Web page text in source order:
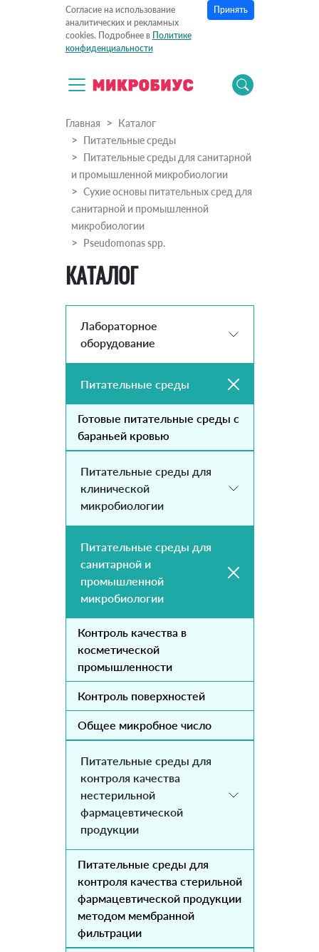
Согласие на использование
аналитических и рекламных
cookies. Подробнее в Политике
конфиденциальности
Принять
Главная
Каталог
Питательные среды
Питательные среды для санитарной
и промышленной микробиологии
Сухие основы питательных сред для
санитарной и промышленной
микробиологии
Pseudomonas spp.
КАТАЛОГ
Лабораторное
оборудование
Питательные среды
Готовые питательные среды с
бараньей кровью
Питательные среды для
клинической
микробиологии
Питательные среды для
санитарной и
промышленной
микробиологии
Контроль качества в
косметической
промышленности
Контроль поверхностей
Общее микробное число
Питательные среды для
контроля качества
нестерильной
фармацевтической
продукции
Питательные среды для
контроля качества стерильной
фармацевтической продукции
методом мембранной
фильтрации